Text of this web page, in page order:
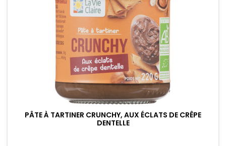
PÂTE À TARTINER CRUNCHY, AUX ÉCLATS DE CRÊPE
DENTELLE